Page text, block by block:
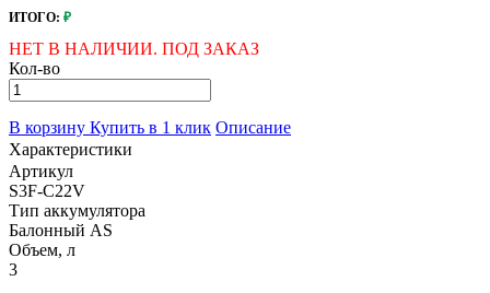
ИТОГО: ₽
НЕТ В НАЛИЧИИ. ПОД ЗАКАЗ
Кол-во
В корзину Купить в 1 клик Описание
Характеристики
Артикул
S3F-C22V
Тип аккумулятора
Балонный AS
Объем, л
3